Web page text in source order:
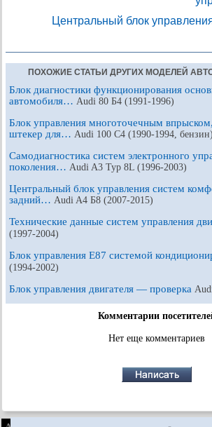
Центральный блок
ПОХОЖИЕ СТАТЬИ ДРУГИХ МОДЕЛЕЙ
Блок диагностики функционирования
автомобиля… Audi 80 Б4 (1991-1996)
Блок управления многоточечным
штекер для… Audi 100 С4 (1990-1994, бензин)
Самодиагностика систем электронного
поколения… Audi A3 Typ 8L (1996-2003)
Центральный блок управления систем
задний… Audi A4 Б8 (2007-2015)
Технические данные систем управления
(1997-2004)
Блок управления E87 системой
(1994-2002)
Блок управления двигателя — проверка
Комментарии
Нет еще комментариев